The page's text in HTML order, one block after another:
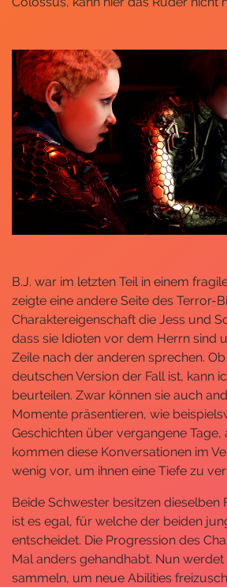
B.J. war im letzten Teil in einem
zeigte eine andere Seite des Terror-
Charaktereigenschaft die Jess und
dass sie Idioten vor dem Herrn sind
Zeile nach der anderen sprechen.
deutschen Version der Fall ist, kann
beurteilen. Zwar können sie auch
Momente präsentieren, wie
Geschichten über vergangene Tage,
kommen diese Konversationen im
wenig vor, um ihnen eine Tiefe zu
Beide Schwester besitzen dieselben
ist es egal, für welche der beiden
entscheidet. Die Progression des
Mal anders gehandhabt. Nun werdet
sammeln, um neue Abilities